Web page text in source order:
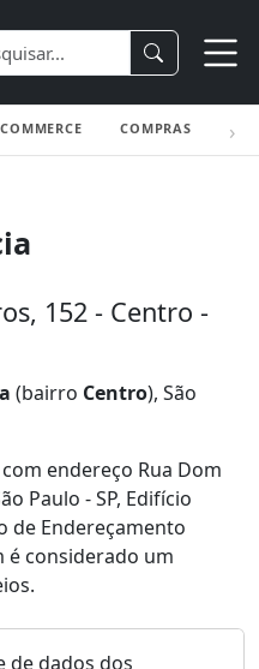
COMPRAS
152 - Centro -
(bairro Centro), São
endereço Rua Dom
Paulo - SP, Edifício
de Endereçamento
é considerado um
de dados dos